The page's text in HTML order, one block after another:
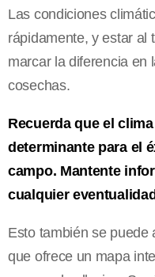
Las condiciones
rápidamente, y estar al
marcar la diferencia en
cosechas.
Recuerda que el
determinante para el
campo. Mantente
cualquier
Esto también se puede
que ofrece un mapa